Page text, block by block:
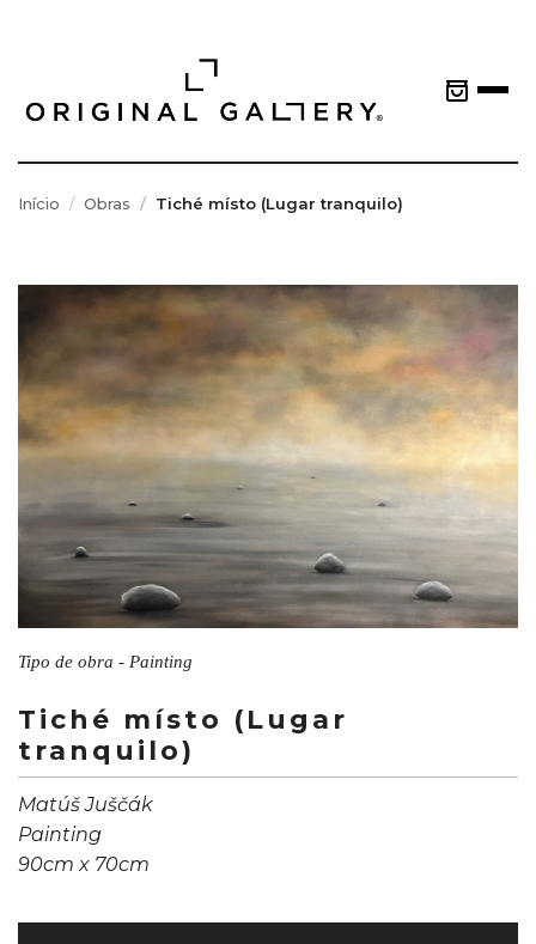
Início Obras Tiché místo (Lugar tranquilo)
Tipo de obra - Painting
Tiché místo (Lugar
tranquilo)
Matúš Juščák
Painting
90cm x 70cm